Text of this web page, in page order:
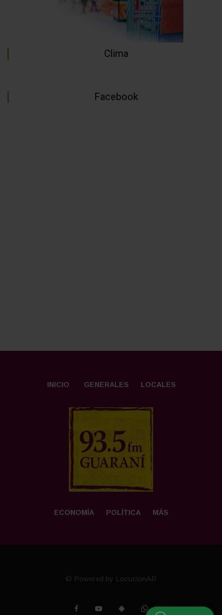
Clima
Facebook
INICIO GENERALES LOCALES
ECONOMÍA POLÍTICA MÁS
© Powered by LocucionAR